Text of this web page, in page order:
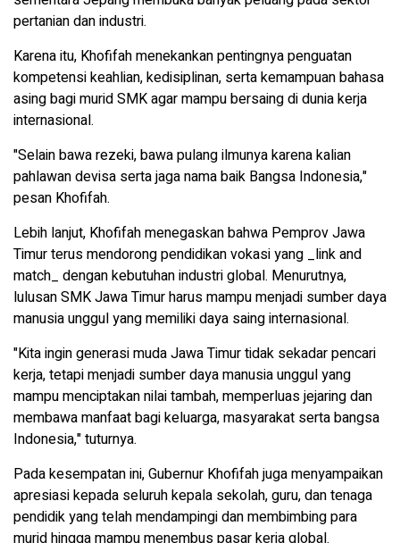
pertanian dan industri.
Karena itu, Khofifah menekankan pentingnya penguatan
kompetensi keahlian, kedisiplinan, serta kemampuan bahasa
asing bagi murid SMK agar mampu bersaing di dunia kerja
internasional.
"Selain bawa rezeki, bawa pulang ilmunya karena kalian
pahlawan devisa serta jaga nama baik Bangsa Indonesia,"
pesan Khofifah.
Lebih lanjut, Khofifah menegaskan bahwa Pemprov Jawa
Timur terus mendorong pendidikan vokasi yang _link and
match_ dengan kebutuhan industri global. Menurutnya,
lulusan SMK Jawa Timur harus mampu menjadi sumber daya
manusia unggul yang memiliki daya saing internasional.
"Kita ingin generasi muda Jawa Timur tidak sekadar pencari
kerja, tetapi menjadi sumber daya manusia unggul yang
mampu menciptakan nilai tambah, memperluas jejaring dan
membawa manfaat bagi keluarga, masyarakat serta bangsa
Indonesia," tuturnya.
Pada kesempatan ini, Gubernur Khofifah juga menyampaikan
apresiasi kepada seluruh kepala sekolah, guru, dan tenaga
pendidik yang telah mendampingi dan membimbing para